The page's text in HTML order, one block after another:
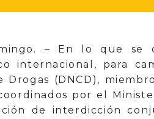
– En lo que se
internacional, para
Drogas (DNCD),
por el
de interdicción